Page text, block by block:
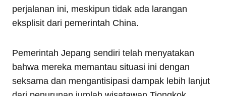
perjalanan ini, meskipun tidak ada larangan
eksplisit dari pemerintah China.
Pemerintah Jepang sendiri telah menyatakan
bahwa mereka memantau situasi ini dengan
seksama dan mengantisipasi dampak lebih lanjut